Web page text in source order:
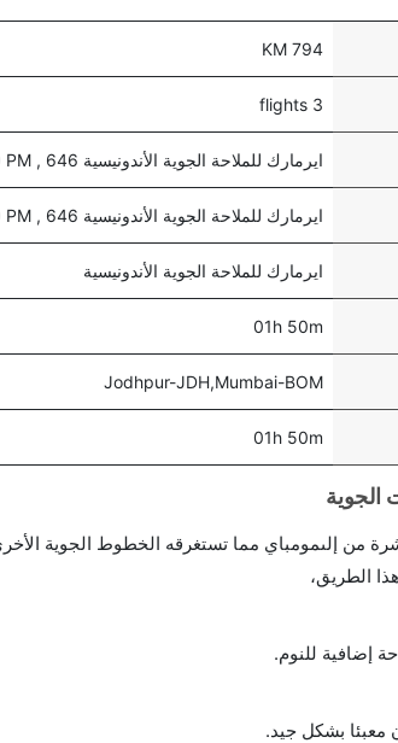
794 KM
3 flights
ايرمارك للملاحة الجوية الأندونيسية 646 , departs at 12:20 PM
ايرمارك للملاحة الجوية الأندونيسية 646 , departs at 12:20 PM
ايرمارك للملاحة الجوية الأندونيسية
01h 50m
Jodhpur-JDH,Mumbai-BOM
01h 50m
إضافية للنوم.
بشكل جيد.